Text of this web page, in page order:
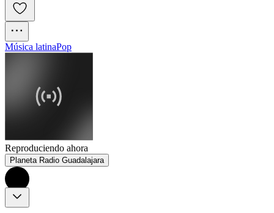
Música latinaPop
Reproduciendo ahora
Planeta Radio Guadalajara